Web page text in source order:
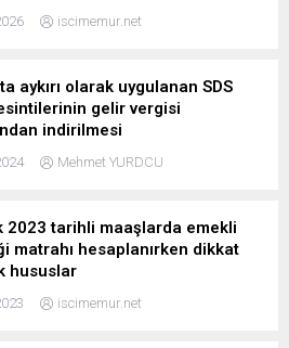
iscimemur.net
aykırı olarak uygulanan SDS
gelir vergisi
indirilmesi
Mehmet YURDCU
2023 tarihli maaşlarda emekli
matrahı hesaplanırken dikkat
hususlar
iscimemur.net